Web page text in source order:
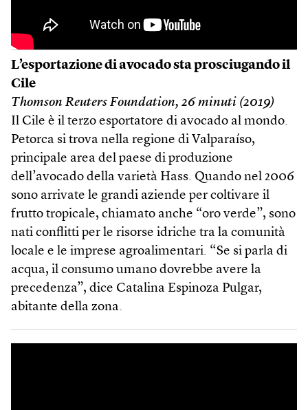
L’esportazione di avocado sta prosciugando il
Cile
Thomson Reuters Foundation, 26 minuti (2019)
Il Cile è il terzo esportatore di avocado al mondo.
Petorca si trova nella regione di Valparaíso,
principale area del paese di produzione
dell’avocado della varietà Hass. Quando nel 2006
sono arrivate le grandi aziende per coltivare il
frutto tropicale, chiamato anche “oro verde”, sono
nati conflitti per le risorse idriche tra la comunità
locale e le imprese agroalimentari. “Se si parla di
acqua, il consumo umano dovrebbe avere la
precedenza”, dice Catalina Espinoza Pulgar,
abitante della zona.